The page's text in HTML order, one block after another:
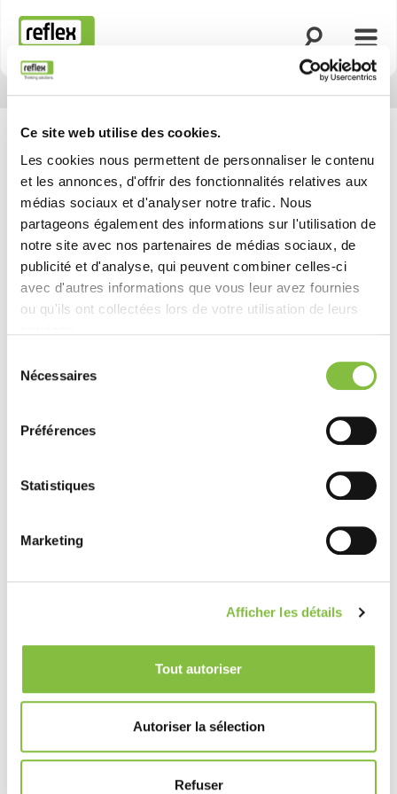
Ce site web utilise des cookies.
Les cookies nous permettent de personnaliser le contenu
et les annonces, d'offrir des fonctionnalités relatives aux
médias sociaux et d'analyser notre trafic. Nous
partageons également des informations sur l'utilisation de
notre site avec nos partenaires de médias sociaux, de
publicité et d'analyse, qui peuvent combiner celles-ci
avec d'autres informations que vous leur avez fournies
ou qu'ils ont collectées lors de votre utilisation de leurs
Nécessaires
Préférences
Statistiques
Marketing
Afficher les détails
Tout autoriser
Autoriser la sélection
Refuser
Page d’accueil
Ouvrir la